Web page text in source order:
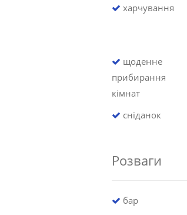
харчування
щоденне
прибирання
кімнат
сніданок
Розваги
бар